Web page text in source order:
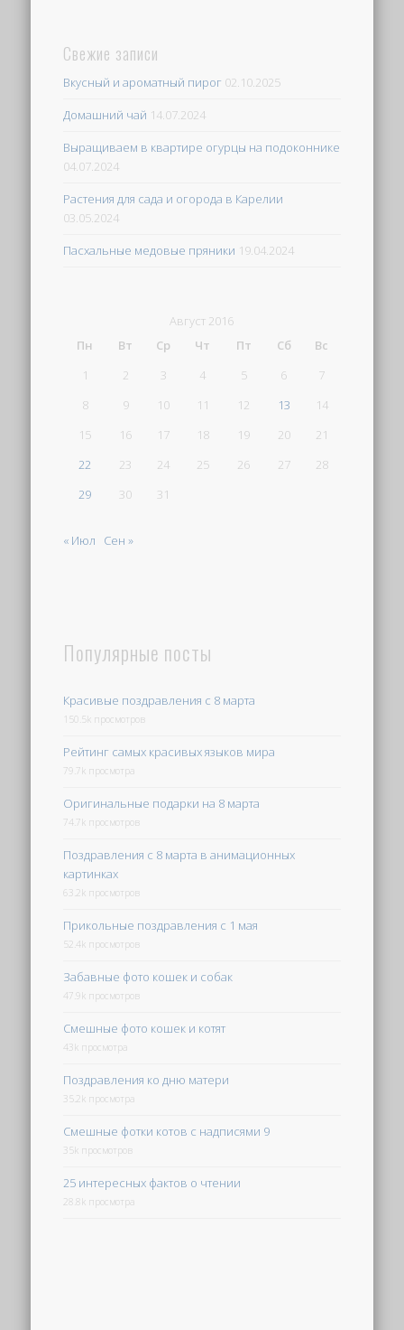
Свежие записи
Вкусный и ароматный пирог 02.10.2025
Домашний чай 14.07.2024
Выращиваем в квартире огурцы на подоконнике
04.07.2024
Растения для сада и огорода в Карелии
03.05.2024
Пасхальные медовые пряники 19.04.2024
Август 2016
Пн
Вт Ср Чт Пт Сб
Вс
1
2 3 4 5 6
7
8
9 10 11 12 13
14
15
16 17 18 19 20
21
22
23 24 25 26 27
28
29
30 31
« Июл Сен »
Популярные посты
Красивые поздравления с 8 марта
150.5k просмотров
Рейтинг самых красивых языков мира
79.7k просмотра
Оригинальные подарки на 8 марта
74.7k просмотров
Поздравления с 8 марта в анимационных
картинках
63.2k просмотров
Прикольные поздравления с 1 мая
52.4k просмотров
Забавные фото кошек и собак
47.9k просмотров
Смешные фото кошек и котят
43k просмотра
Поздравления ко дню матери
35.2k просмотра
Смешные фотки котов с надписями 9
35k просмотров
25 интересных фактов о чтении
28.8k просмотра